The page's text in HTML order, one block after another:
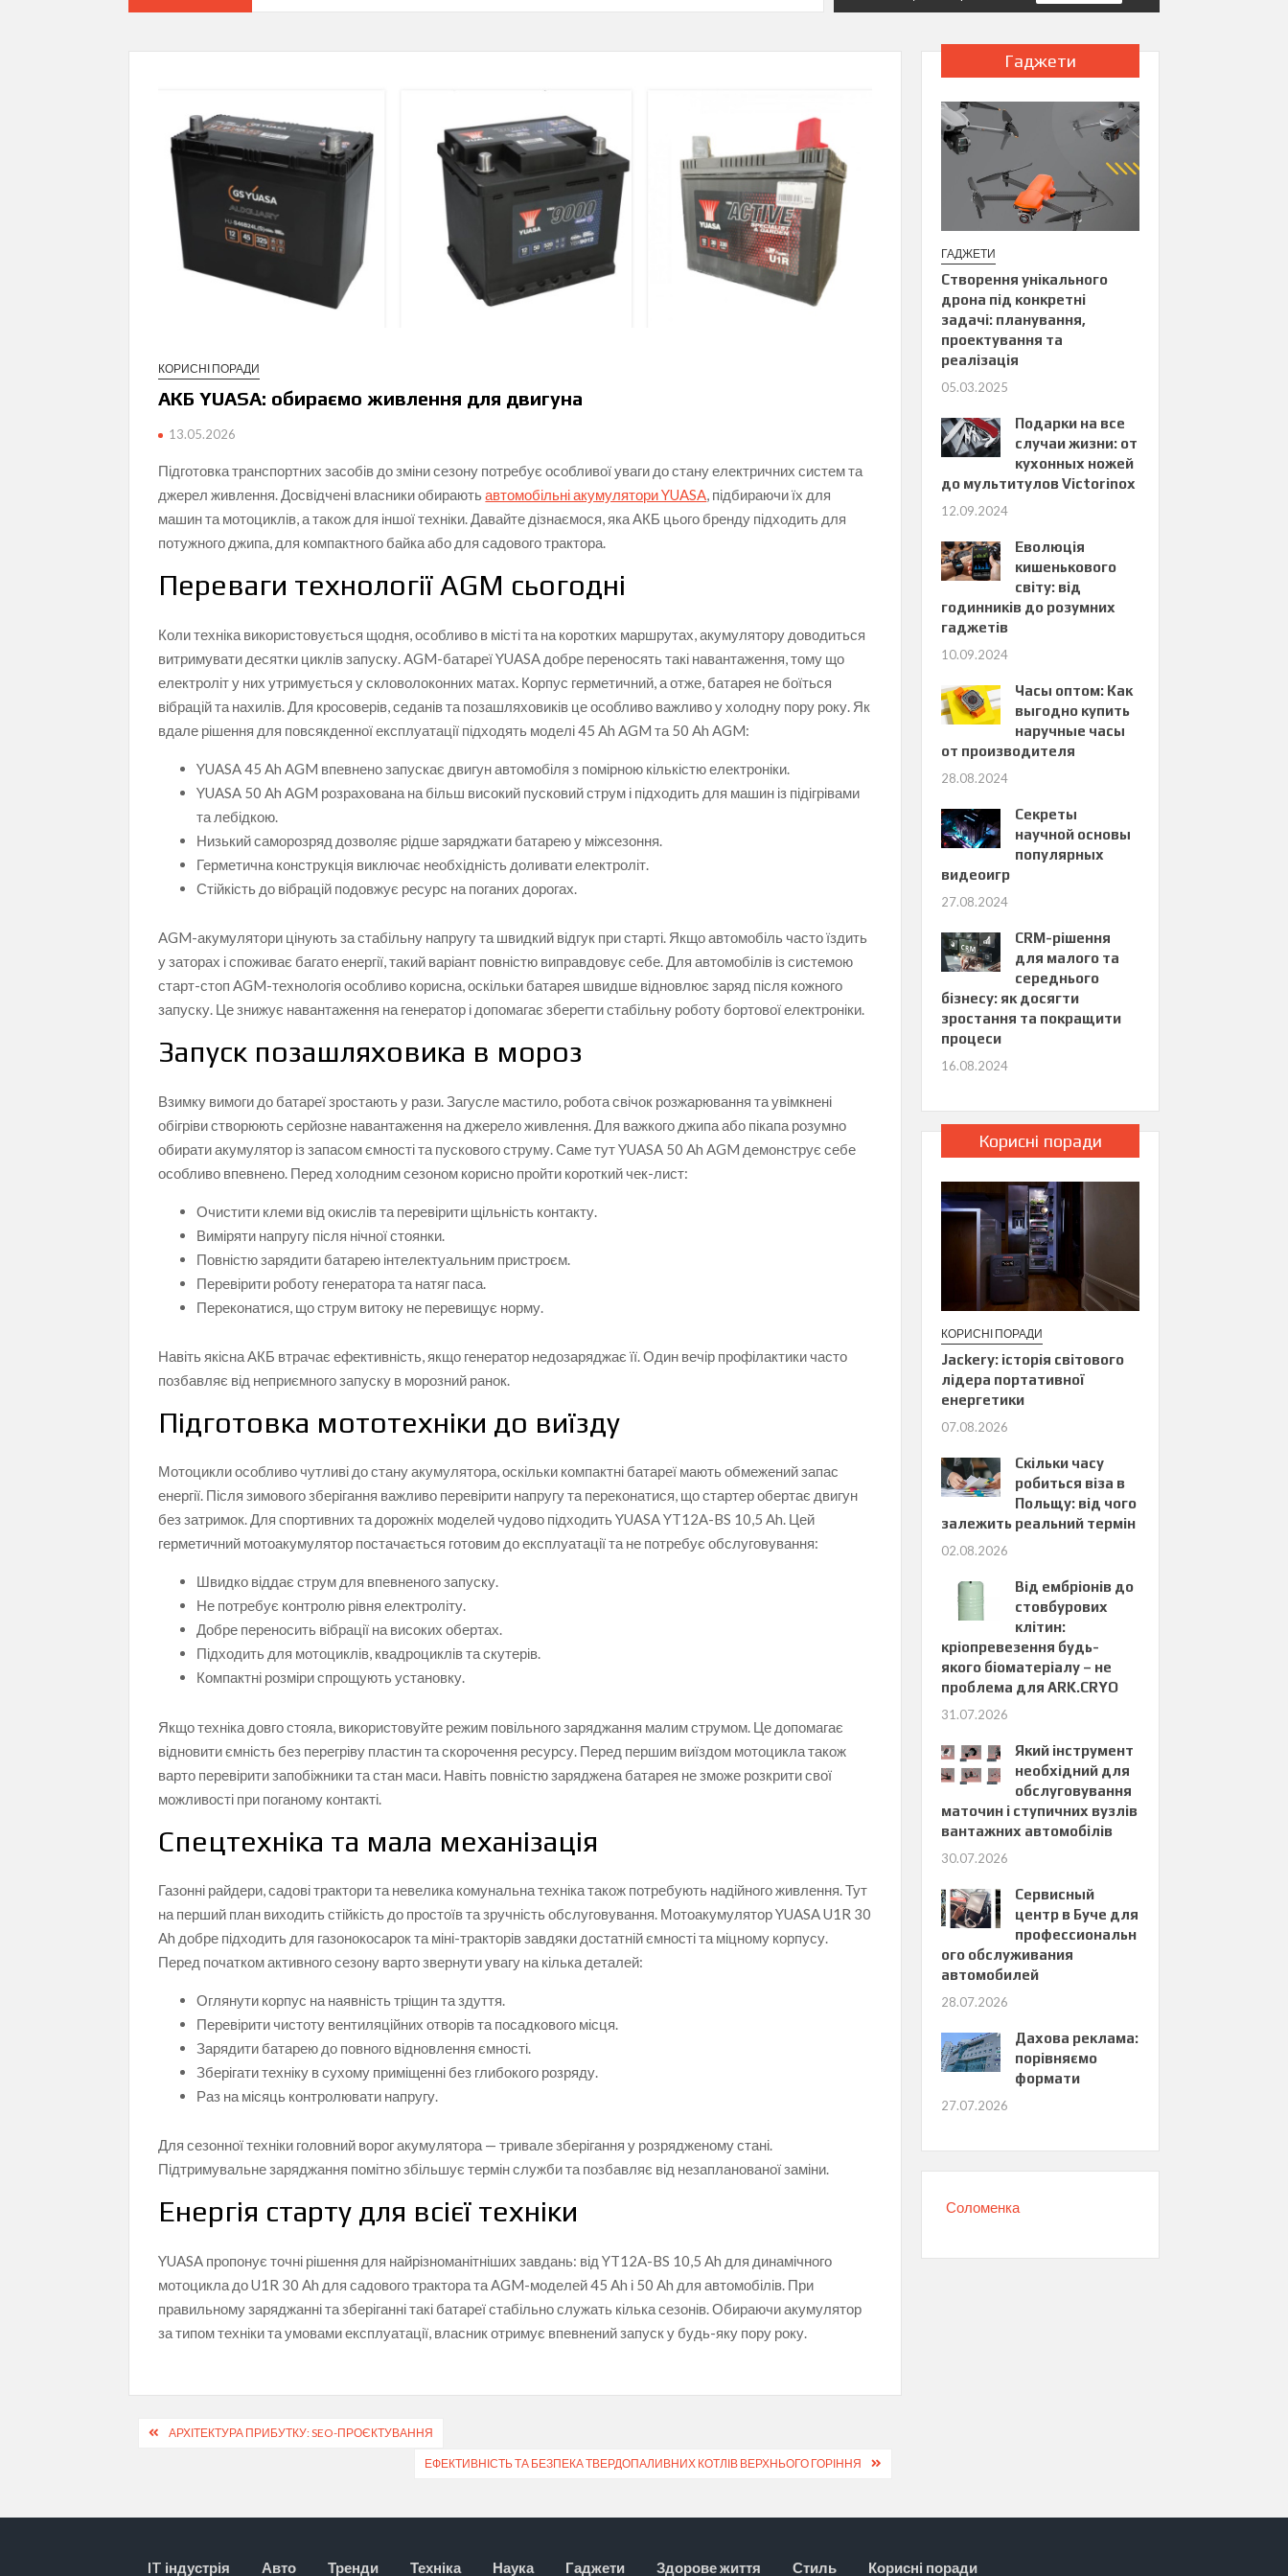
КОРИСНІ ПОРАДИ
АКБ YUASA: обираємо живлення для двигуна
13.05.2026
Підготовка транспортних засобів до зміни сезону потребує особливої уваги до стану електричних систем та
джерел живлення. Досвідчені власники обираютьавтомобільні акумулятори YUASA, підбираючи їх для
машин та мотоциклів, а також для іншої техніки. Давайте дізнаємося, яка АКБ цього бренду підходить для
потужного джипа, для компактного байка або для садового трактора.
Переваги технології AGM сьогодні
Коли техніка використовується щодня, особливо в місті та на коротких маршрутах, акумулятору доводиться
витримувати десятки циклів запуску. AGM-батареї YUASA добре переносять такі навантаження, тому що
електроліт у них утримується у скловолоконних матах. Корпус герметичний, а отже, батарея не боїться
вібрацій та нахилів. Для кросоверів, седанів та позашляховиків це особливо важливо у холодну пору року. Як
вдале рішення для повсякденної експлуатації підходять моделі 45 Ah AGM та 50 Ah AGM:
YUASA 45 Ah AGM впевнено запускає двигун автомобіля з помірною кількістю електроніки.
YUASA 50 Ah AGM розрахована на більш високий пусковий струм і підходить для машин із підігрівами
та лебідкою.
Низький саморозряд дозволяє рідше заряджати батарею у міжсезоння.
Герметична конструкція виключає необхідність доливати електроліт.
Стійкість до вібрацій подовжує ресурс на поганих дорогах.
AGM-акумулятори цінують за стабільну напругу та швидкий відгук при старті. Якщо автомобіль часто їздить
у заторах і споживає багато енергії, такий варіант повністю виправдовує себе. Для автомобілів із системою
старт-стоп AGM-технологія особливо корисна, оскільки батарея швидше відновлює заряд після кожного
запуску. Це знижує навантаження на генератор і допомагає зберегти стабільну роботу бортової електроніки.
Запуск позашляховика в мороз
Взимку вимоги до батареї зростають у рази. Загусле мастило, робота свічок розжарювання та увімкнені
обігріви створюють серйозне навантаження на джерело живлення. Для важкого джипа або пікапа розумно
обирати акумулятор із запасом ємності та пускового струму. Саме тут YUASA 50 Ah AGM демонструє себе
особливо впевнено. Перед холодним сезоном корисно пройти короткий чек-лист:
Очистити клеми від окислів та перевірити щільність контакту.
Виміряти напругу після нічної стоянки.
Повністю зарядити батарею інтелектуальним пристроєм.
Перевірити роботу генератора та натяг паса.
Переконатися, що струм витоку не перевищує норму.
Навіть якісна АКБ втрачає ефективність, якщо генератор недозаряджає її. Один вечір профілактики часто
позбавляє від неприємного запуску в морозний ранок.
Підготовка мототехніки до виїзду
Мотоцикли особливо чутливі до стану акумулятора, оскільки компактні батареї мають обмежений запас
енергії. Після зимового зберігання важливо перевірити напругу та переконатися, що стартер обертає двигун
без затримок. Для спортивних та дорожніх моделей чудово підходить YUASA YT12A-BS 10,5 Ah. Цей
герметичний мотоакумулятор постачається готовим до експлуатації та не потребує обслуговування:
Швидко віддає струм для впевненого запуску.
Не потребує контролю рівня електроліту.
Добре переносить вібрації на високих обертах.
Підходить для мотоциклів, квадроциклів та скутерів.
Компактні розміри спрощують установку.
Якщо техніка довго стояла, використовуйте режим повільного заряджання малим струмом. Це допомагає
відновити ємність без перегріву пластин та скорочення ресурсу. Перед першим виїздом мотоцикла також
варто перевірити запобіжники та стан маси. Навіть повністю заряджена батарея не зможе розкрити свої
можливості при поганому контакті.
Спецтехніка та мала механізація
Газонні райдери, садові трактори та невелика комунальна техніка також потребують надійного живлення. Тут
на перший план виходить стійкість до простоїв та зручність обслуговування. Мотоакумулятор YUASA U1R 30
Ah добре підходить для газонокосарок та міні-тракторів завдяки достатній ємності та міцному корпусу.
Перед початком активного сезону варто звернути увагу на кілька деталей:
Оглянути корпус на наявність тріщин та здуття.
Перевірити чистоту вентиляційних отворів та посадкового місця.
Зарядити батарею до повного відновлення ємності.
Зберігати техніку в сухому приміщенні без глибокого розряду.
Раз на місяць контролювати напругу.
Для сезонної техніки головний ворог акумулятора — тривале зберігання у розрядженому стані.
Підтримувальне заряджання помітно збільшує термін служби та позбавляє від незапланованої заміни.
Енергія старту для всієї техніки
YUASA пропонує точні рішення для найрізноманітніших завдань: від YT12A-BS 10,5 Ah для динамічного
мотоцикла до U1R 30 Ah для садового трактора та AGM-моделей 45 Ah і 50 Ah для автомобілів. При
правильному заряджанні та зберіганні такі батареї стабільно служать кілька сезонів. Обираючи акумулятор
за типом техніки та умовами експлуатації, власник отримує впевнений запуск у будь-яку пору року.
Навігація
АРХІТЕКТУРА ПРИБУТКУ: SEO-ПРОЄКТУВАННЯ
ЕФЕКТИВНІСТЬ ТА БЕЗПЕКА ТВЕРДОПАЛИВНИХ КОТЛІВ ВЕРХНЬОГО ГОРІННЯ
Гаджети
ГАДЖЕТИ
Створення унікального
дрона під конкретні
задачі: планування,
проектування та
реалізація
05.03.2025
Подарки на все
случаи жизни: от
кухонных ножей
до мультитулов Victorinox
12.09.2024
Еволюція
кишенькового
світу: від
годинників до розумних
гаджетів
10.09.2024
Часы оптом: Как
выгодно купить
наручные часы
от производителя
28.08.2024
Секреты
научной основы
популярных
видеоигр
27.08.2024
CRM-рішення
для малого та
середнього
бізнесу: як досягти
зростання та покращити
процеси
16.08.2024
Корисні поради
КОРИСНІ ПОРАДИ
Jackery: історія світового
лідера портативної
енергетики
07.08.2026
Скільки часу
робиться віза в
Польщу: від чого
залежить реальний термін
02.08.2026
Від ембріонів до
стовбурових
клітин:
кріопревезення будь-
якого біоматеріалу – не
проблема для ARK.CRYO
31.07.2026
Який інструмент
необхідний для
обслуговування
маточин і ступичних вузлів
вантажних автомобілів
30.07.2026
Сервисный
центр в Буче для
профессиональн
ого обслуживания
автомобилей
28.07.2026
Дахова реклама:
порівняємо
формати
27.07.2026
Соломенка
IT індустрія Авто Тренди Техніка Наука Гаджети Здорове життя Стиль Корисні поради